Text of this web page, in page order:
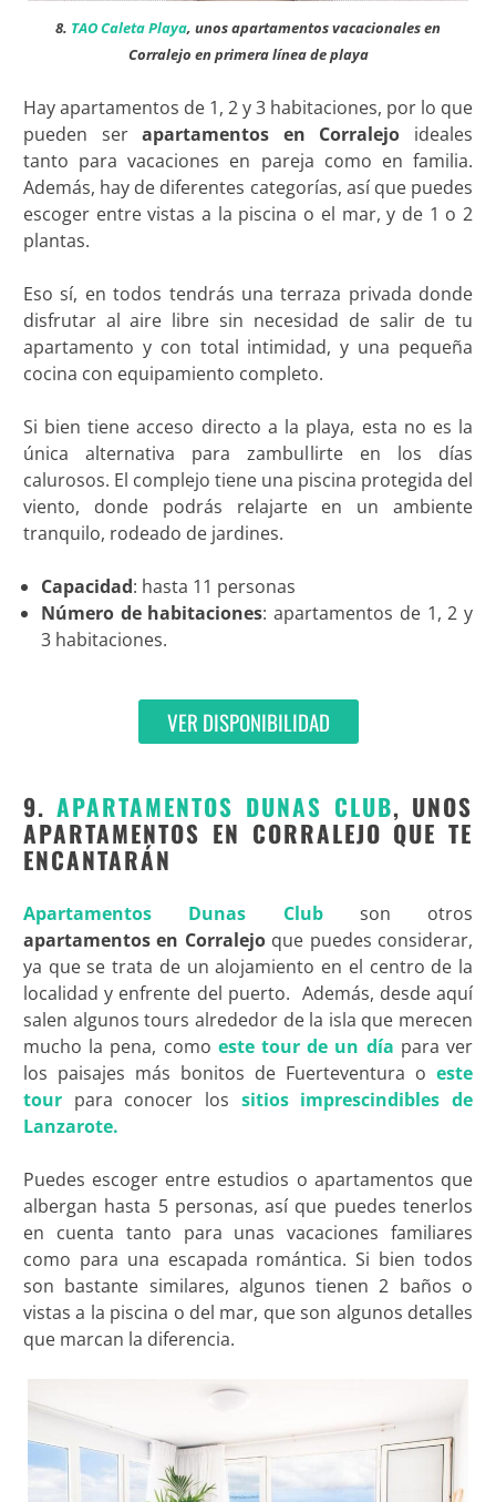
8. TAO Caleta Playa, unos apartamentos vacacionales en
Corralejo en primera línea de playa
Hay apartamentos de 1, 2 y 3 habitaciones, por lo que
pueden serapartamentos en Corralejo ideales
tanto para vacaciones en pareja como en familia.
Además, hay de diferentes categorías, así que puedes
escoger entre vistas a la piscina o el mar, y de 1 o 2
plantas.
Eso sí, en todos tendrás una terraza privada donde
disfrutar al aire libre sin necesidad de salir de tu
apartamento y con total intimidad, y una pequeña
cocina con equipamiento completo.
Si bien tiene acceso directo a la playa, esta no es la
única alternativa para zambullirte en los días
calurosos. El complejo tiene una piscina protegida del
viento, donde podrás relajarte en un ambiente
tranquilo, rodeado de jardines.
Capacidad: hasta 11 personas
Número de habitaciones: apartamentos de 1, 2 y
3 habitaciones.
VER DISPONIBILIDAD
9.APARTAMENTOS DUNAS CLUB, UNOS
APARTAMENTOS EN CORRALEJO QUE TE
ENCANTARÁN
Apartamentos Dunas Clubson otros
apartamentos en Corralejoque puedes considerar,
ya que se trata de un alojamiento en el centro de la
localidad y enfrente del puerto. Además, desde aquí
salen algunos tours alrededor de la isla que merecen
mucho la pena, como este tour de un día para ver
los paisajes más bonitos de Fuerteventura oeste
tour para conocer los sitios imprescindibles de
Lanzarote.
Puedes escoger entre estudios o apartamentos que
albergan hasta 5 personas, así que puedes tenerlos
en cuenta tanto para unas vacaciones familiares
como para una escapada romántica. Si bien todos
son bastante similares, algunos tienen 2 baños o
vistas a la piscina o del mar, que son algunos detalles
que marcan la diferencia.